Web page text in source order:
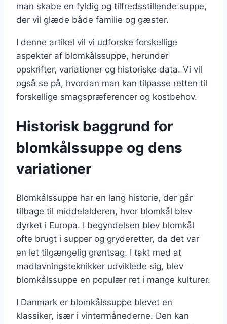
man skabe en fyldig og tilfredsstillende suppe,
der vil glæde både familie og gæster.
I denne artikel vil vi udforske forskellige
aspekter af blomkålssuppe, herunder
opskrifter, variationer og historiske data. Vi vil
også se på, hvordan man kan tilpasse retten til
forskellige smagspræferencer og kostbehov.
Historisk baggrund for
blomkålssuppe og dens
variationer
Blomkålssuppe har en lang historie, der går
tilbage til middelalderen, hvor blomkål blev
dyrket i Europa. I begyndelsen blev blomkål
ofte brugt i supper og gryderetter, da det var
en let tilgængelig grøntsag. I takt med at
madlavningsteknikker udviklede sig, blev
blomkålssuppe en populær ret i mange kulturer.
I Danmark er blomkålssuppe blevet en
klassiker, især i vintermånederne. Den kan